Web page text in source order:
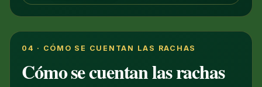
04 · CÓMO SE CUENTAN LAS RACHAS
Cómo se cuentan las rachas